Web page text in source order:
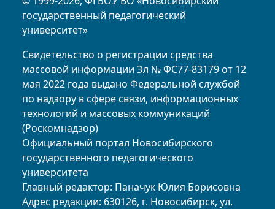
государственный педагогический
университет»
Свидетельство о регистрации средства
массовой информации Эл № ФС77-83179 от 12
мая 2022 года выдано Федеральной службой
по надзору в сфере связи, информационных
технологий и массовых коммуникаций
(Роскомнадзор)
Официальный портал Новосибирского
государственного педагогического
университета
Главный редактор: Паначук Юлия Борисовна
Адрес редакции: 630126, г. Новосибирск, ул.